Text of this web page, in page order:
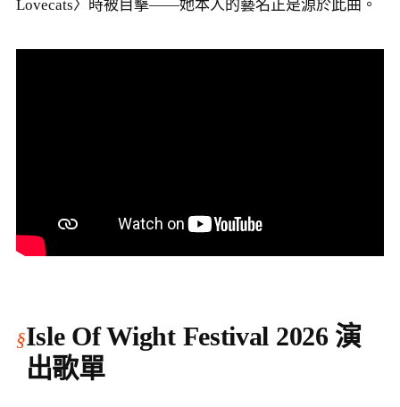
Lovecats〉時被目擊——她本人的藝名正是源於此曲。
Isle Of Wight Festival 2026 演
出歌單